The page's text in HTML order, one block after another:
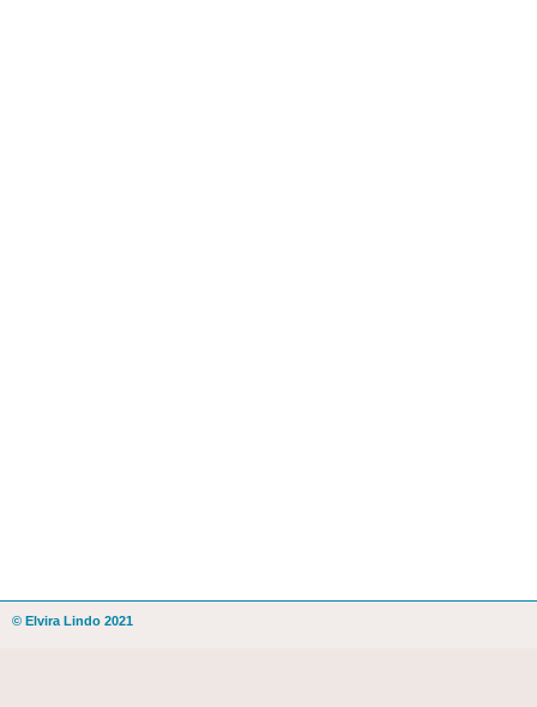
© Elvira Lindo 2021